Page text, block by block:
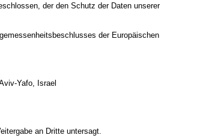
der den Schutz der Daten unserer
der Europäischen
Yafo, Israel
an Dritte untersagt.